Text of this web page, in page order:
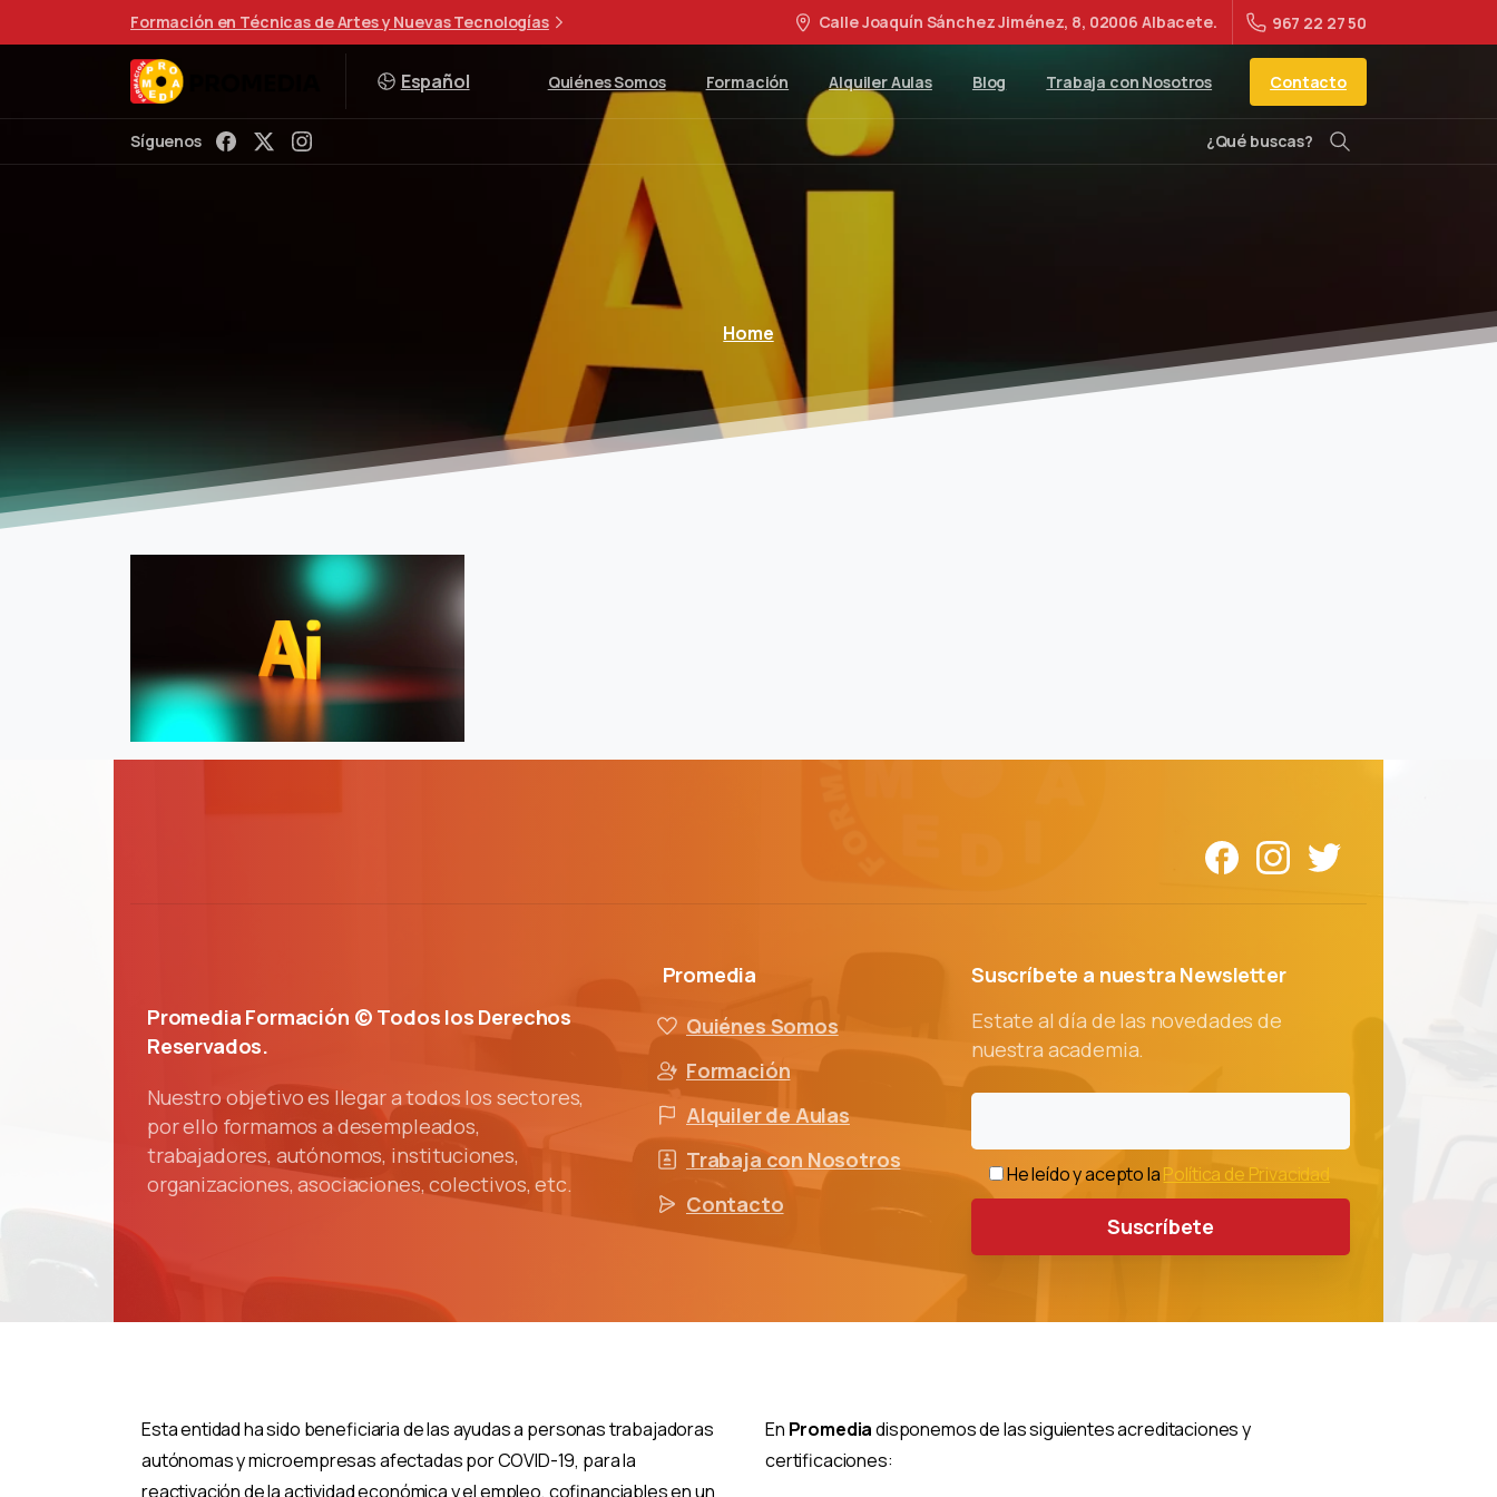
Formación en Técnicas de Artes y Nuevas Tecnologías Calle Joaquín Sánchez Jiménez, 8, 02006 Albacete. 967 22 27 50
Español Quiénes Somos Formación Alquiler Aulas Blog Trabaja con Nosotros Contacto
Síguenos ¿Qué buscas?
Buscar
Home
Promedia Formación © Todos los Derechos
Reservados.
Nuestro objetivo es llegar a todos los sectores,
por ello formamos a desempleados,
trabajadores, autónomos, instituciones,
organizaciones, asociaciones, colectivos, etc.
Promedia
Quiénes Somos
Formación
Alquiler de Aulas
Trabaja con Nosotros
Contacto
Suscríbete a nuestra Newsletter
Estate al día de las novedades de
nuestra academia.
He leído y acepto laPolítica de Privacidad
Esta entidad ha sido beneficiaria de las ayudas a personas trabajadoras
autónomas y microempresas afectadas por COVID-19, para la
reactivación de la actividad económica y el empleo, cofinanciables en un
En Promediadisponemos de las siguientes acreditaciones y
certificaciones: